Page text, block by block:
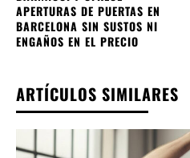
APERTURAS DE PUERTAS EN
BARCELONA SIN SUSTOS NI
ENGAÑOS EN EL PRECIO
ARTÍCULOS SIMILARES